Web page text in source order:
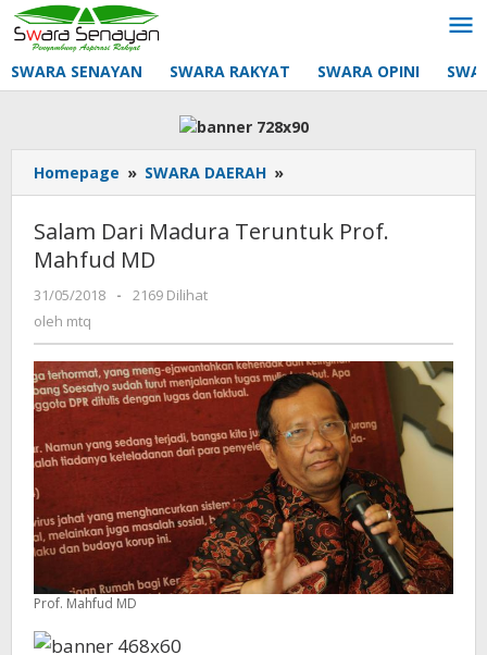
Lewati
ke
konten
SWARA SENAYAN SWARA RAKYAT SWARA OPINI
Homepage » SWARA DAERAH »
Dari
Teruntuk
Salam Dari Madura Teruntuk Prof.
Mahfud MD
31/05/2018
oleh
-
2169 Dilihat
oleh mtq
Prof. Mahfud MD